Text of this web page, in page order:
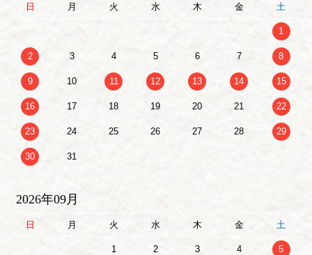
日 月 火 水 木 金 土
1
2 3 4 5 6 7 8
9 10 11 12 13 14 15
16 17 18 19 20 21 22
23 24 25 26 27 28 29
30 31
2026年09月
日 月 火 水 木 金 土
1 2 3 4 5